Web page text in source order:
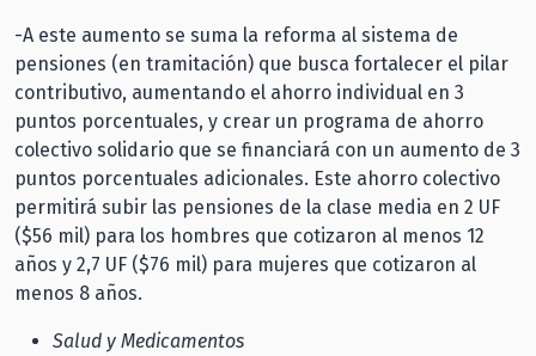
-A este aumento se suma la reforma al sistema de
pensiones (en tramitación) que busca fortalecer el pilar
contributivo, aumentando el ahorro individual en 3
puntos porcentuales, y crear un programa de ahorro
colectivo solidario que se financiará con un aumento de 3
puntos porcentuales adicionales. Este ahorro colectivo
permitirá subir las pensiones de la clase media en 2 UF
($56 mil) para los hombres que cotizaron al menos 12
años y 2,7 UF ($76 mil) para mujeres que cotizaron al
menos 8 años.
Salud y Medicamentos